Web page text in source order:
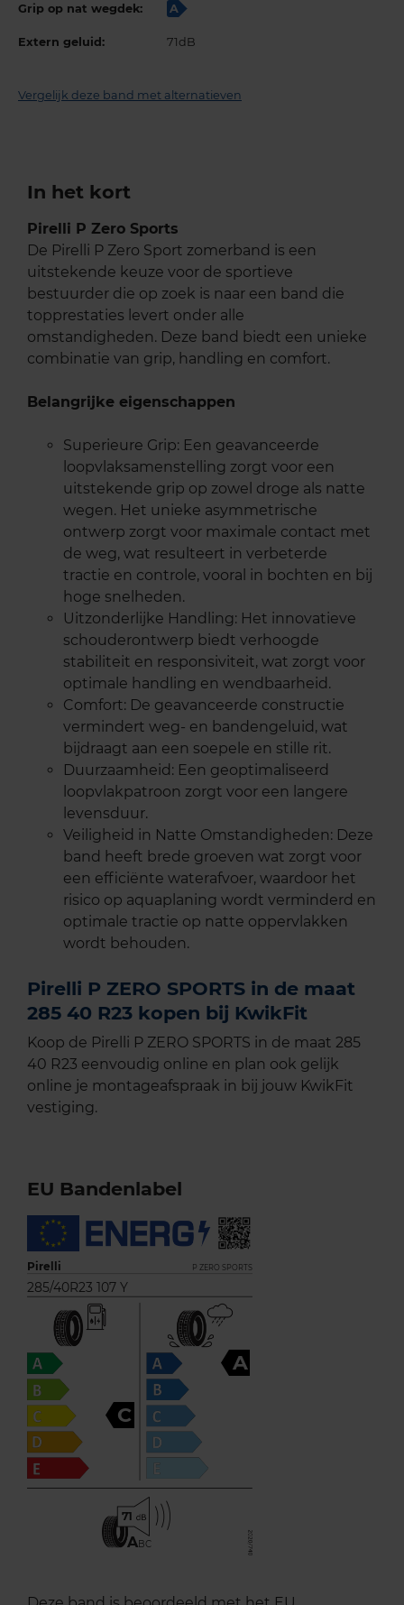
Grip op nat wegdek: A
Extern geluid: 71dB
Vergelijk deze band met alternatieven
In het kort
Pirelli P Zero Sports
De Pirelli P Zero Sport zomerband is een
uitstekende keuze voor de sportieve
bestuurder die op zoek is naar een band die
topprestaties levert onder alle
omstandigheden. Deze band biedt een unieke
combinatie van grip, handling en comfort.
Belangrijke eigenschappen
Superieure Grip: Een geavanceerde
loopvlaksamenstelling zorgt voor een
uitstekende grip op zowel droge als natte
wegen. Het unieke asymmetrische
ontwerp zorgt voor maximale contact met
de weg, wat resulteert in verbeterde
tractie en controle, vooral in bochten en bij
hoge snelheden.
Uitzonderlijke Handling: Het innovatieve
schouderontwerp biedt verhoogde
stabiliteit en responsiviteit, wat zorgt voor
optimale handling en wendbaarheid.
Comfort: De geavanceerde constructie
vermindert weg- en bandengeluid, wat
bijdraagt aan een soepele en stille rit.
Duurzaamheid: Een geoptimaliseerd
loopvlakpatroon zorgt voor een langere
levensduur.
Veiligheid in Natte Omstandigheden: Deze
band heeft brede groeven wat zorgt voor
een efficiënte waterafvoer, waardoor het
risico op aquaplaning wordt verminderd en
optimale tractie op natte oppervlakken
wordt behouden.
Pirelli P ZERO SPORTS in de maat
285 40 R23 kopen bij KwikFit
Koop de Pirelli P ZERO SPORTS in de maat 285
40 R23 eenvoudig online en plan ook gelijk
online je montageafspraak in bij jouw KwikFit
vestiging.
EU Bandenlabel
Pirelli P ZERO SPORTS
285/40R23 107 Y
C
A
71
ABC